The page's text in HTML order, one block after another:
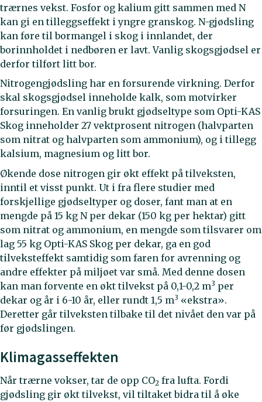
trærnes vekst. Fosfor og kalium gitt sammen med N
kan gi en tilleggseffekt i yngre granskog. N-gjødsling
kan føre til bormangel i skog i innlandet, der
borinnholdet i nedbøren er lavt. Vanlig skogsgjødsel er
derfor tilført litt bor.
Nitrogengjødsling har en forsurende virkning. Derfor
skal skogsgjødsel inneholde kalk, som motvirker
forsuringen. En vanlig brukt gjødseltype som Opti-KAS
Skog inneholder 27 vektprosent nitrogen (halvparten
som nitrat og halvparten som ammonium), og i tillegg
kalsium, magnesium og litt bor.
Økende dose nitrogen gir økt effekt på tilveksten,
inntil et visst punkt. Ut i fra flere studier med
forskjellige gjødseltyper og doser, fant man at en
mengde på 15 kg N per dekar (150 kg per hektar) gitt
som nitrat og ammonium, en mengde som tilsvarer om
lag 55 kg Opti-KAS Skog per dekar, ga en god
tilveksteffekt samtidig som faren for avrenning og
andre effekter på miljøet var små. Med denne dosen
kan man forvente en økt tilvekst på 0,1-0,2 m3 per
dekar og år i 6-10 år, eller rundt 1,5 m3 «ekstra».
Deretter går tilveksten tilbake til det nivået den var på
før gjødslingen.
Klimagasseffekten
Når trærne vokser, tar de opp CO2 fra lufta. Fordi
gjødsling gir økt tilvekst, vil tiltaket bidra til å øke